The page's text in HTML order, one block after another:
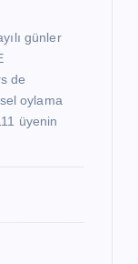
günler
de
oylama
üyenin